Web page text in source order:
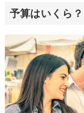
予算はいくら？